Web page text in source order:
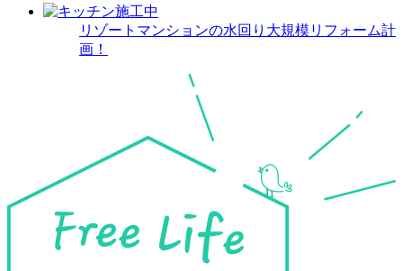
リゾートマンションの水回り大規模リフォーム計
画！